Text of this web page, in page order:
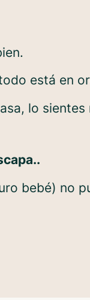
está en
lo sientes
bebé) no